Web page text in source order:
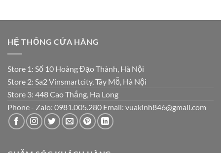
HỆ THỐNG CỬA HÀNG
Store 1: Số 10 Hoàng Đạo Thành, Hà Nội
Store 2: Sa2 Vinsmartcity, Tây Mỗ, Hà Nội
Store 3: 448 Cao Thắng, Hạ Long
Phone - Zalo: 0981.005.280 Email: vuakinh846@gmail.com